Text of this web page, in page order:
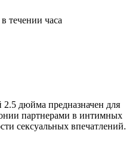
течении часа
2.5 дюйма предназначен для
партнерами в интимных
сексуальных впечатлений.